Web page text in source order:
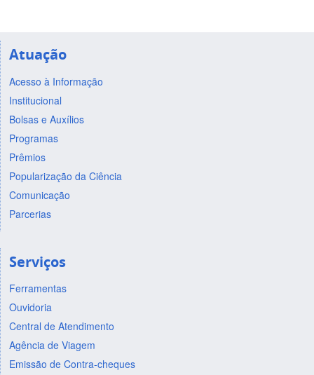
Atuação
Acesso à Informação
Institucional
Bolsas e Auxílios
Programas
Prêmios
Popularização da Ciência
Comunicação
Parcerias
Serviços
Ferramentas
Ouvidoria
Central de Atendimento
Agência de Viagem
Emissão de Contra-cheques